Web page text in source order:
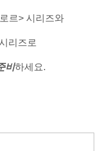
르> 시리즈와
리즈로
비하세요.